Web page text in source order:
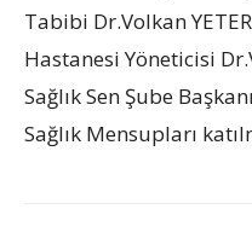
Tabibi Dr.Volkan
Hastanesi Yöneticisi
Sağlık Sen Şube
Sağlık Mensupları